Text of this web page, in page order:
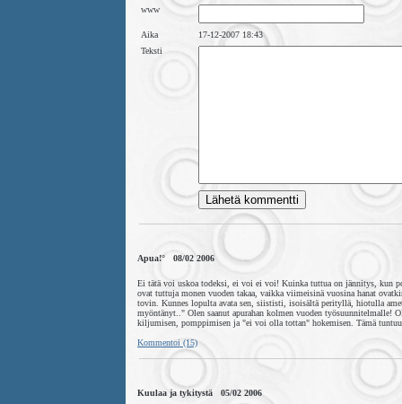
www
Aika
17-12-2007 18:43
Teksti
Apua!° 08/02 2006
Ei tätä voi uskoa todeksi, ei voi ei voi! Kuinka tuttua on jännitys, kun
ovat tuttuja monen vuoden takaa, vaikka viimeisinä vuosina hanat
tovin. Kunnes lopulta avata sen, siististi, isoisältä perityllä, hiotulla
myöntänyt.." Olen saanut apurahan kolmen vuoden
kiljumisen, pomppimisen ja "ei voi olla tottan" hokemisen. Tämä
Kommentoi (15)
Kuulaa ja tykitystä 05/02 2006